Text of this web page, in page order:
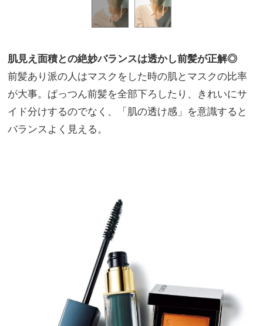
肌見え面積との絶妙バランスは透かし前髪が正解◎
前髪あり派の人はマスクをした時の肌とマスクの比率
が大事。ぱっつん前髪を全部下ろしたり、きれいにサ
イド分けするのでなく、「肌の透け感」を意識すると
バランスよく見える。